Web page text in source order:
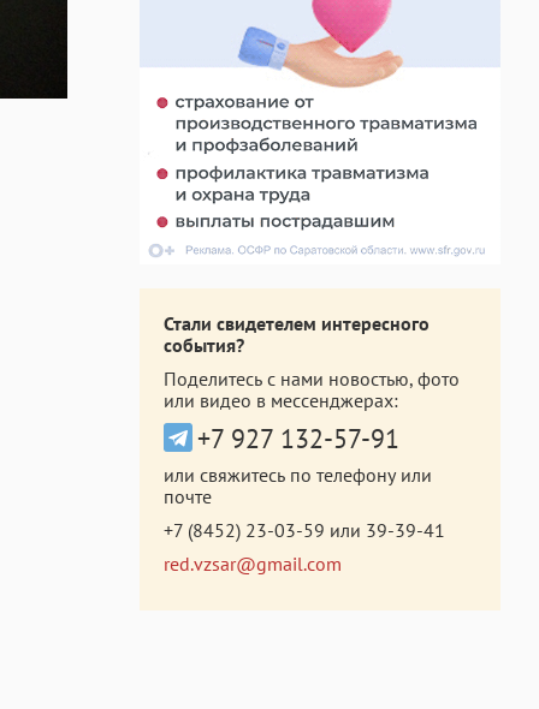
Стали свидетелем интересного
события?
Поделитесь с нами новостью, фото
или видео в мессенджерах:
+7 927 132-57-91
или свяжитесь по телефону или
почте
+7 (8452) 23-03-59 или 39-39-41
red.vzsar@gmail.com